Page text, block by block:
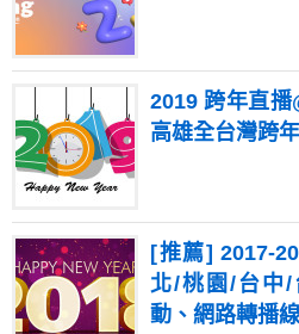
2019 跨年直
高雄全台灣跨
[推薦] 2017-
北/桃園/台中/
動、網路轉播